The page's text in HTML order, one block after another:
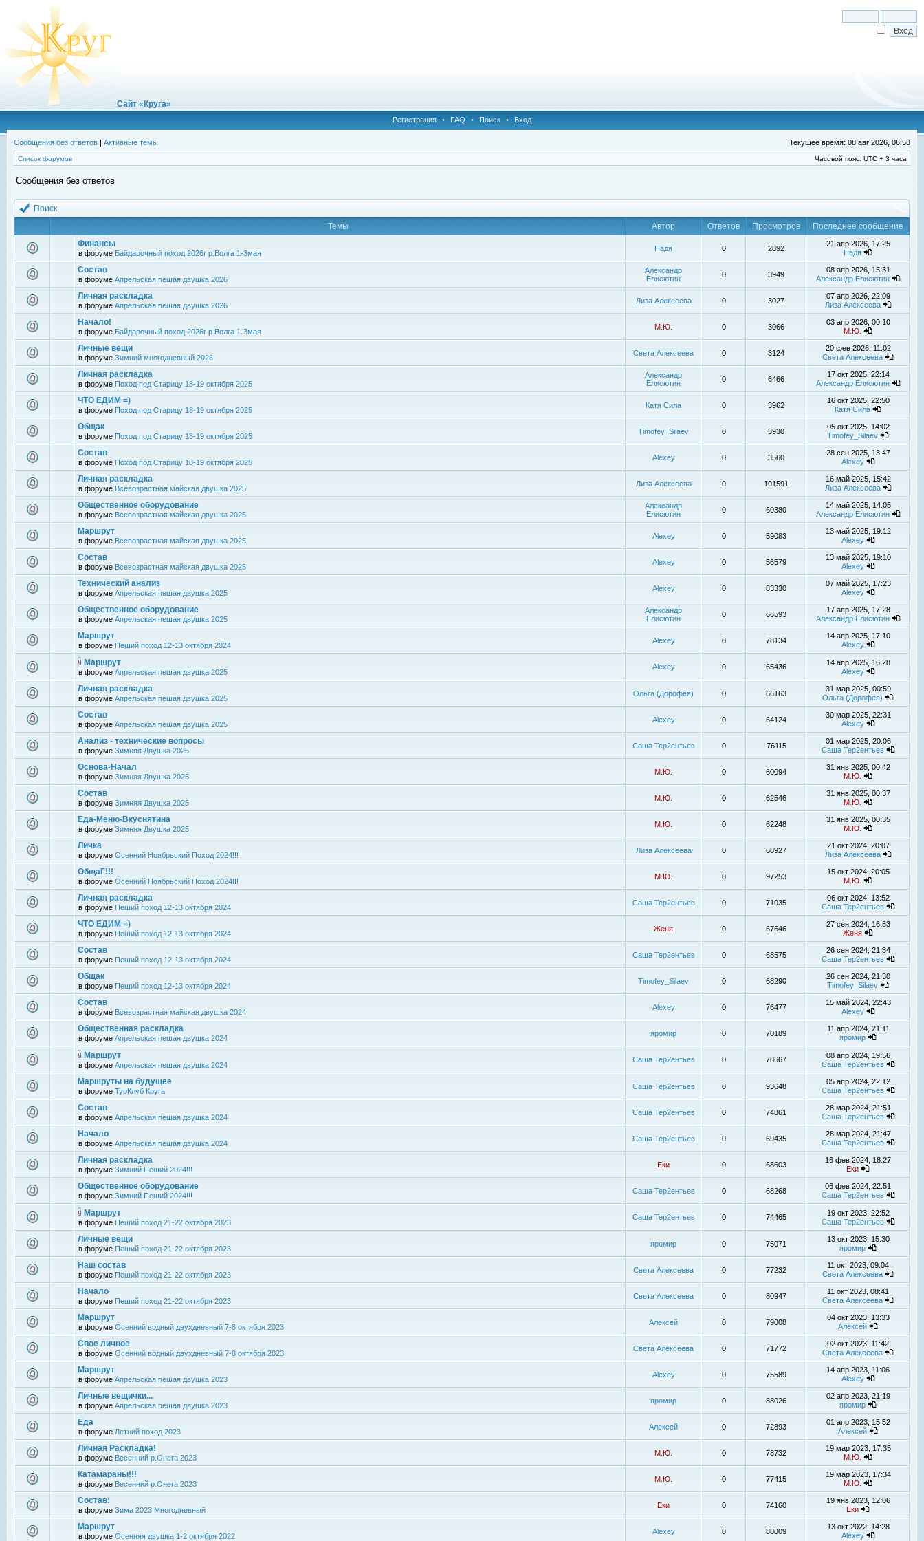
Сайт «Круга»
Регистрация • FAQ • Поиск • Вход
Сообщения без ответов | Активные темы Текущее время: 08 авг 2026, 06:58
Список форумов Часовой пояс: UTC + 3 часа
Сообщения без ответов
Поиск
Темы
Автор Ответов Просмотров
Последнее сообщение
Финансы
в форуме Байдарочный поход 2026г р.Волга 1-3мая
Надя 0 2892
21 апр 2026, 17:25
Надя
Состав
в форуме Апрельская пешая двушка 2026
Александр
Елисютин
0 3949
08 апр 2026, 15:31
Александр Елисютин
Личная раскладка
в форуме Апрельская пешая двушка 2026
Лиза Алексеева 0 3027
07 апр 2026, 22:09
Лиза Алексеева
Начало!
в форуме Байдарочный поход 2026г р.Волга 1-3мая
М.Ю. 0 3066
03 апр 2026, 00:10
М.Ю.
Личные вещи
в форуме Зимний многодневный 2026
Света Алексеева 0 3124
20 фев 2026, 11:02
Света Алексеева
Личная раскладка
в форуме Поход под Старицу 18-19 октября 2025
Александр
Елисютин
0 6466
17 окт 2025, 22:14
Александр Елисютин
ЧТО ЕДИМ =)
в форуме Поход под Старицу 18-19 октября 2025
Катя Сила 0 3962
16 окт 2025, 22:50
Катя Сила
Общак
в форуме Поход под Старицу 18-19 октября 2025
Timofey_Silaev 0 3930
05 окт 2025, 14:02
Timofey_Silaev
Состав
в форуме Поход под Старицу 18-19 октября 2025
Alexey 0 3560
28 сен 2025, 13:47
Alexey
Личная раскладка
в форуме Всевозрастная майская двушка 2025
Лиза Алексеева 0 101591
16 май 2025, 15:42
Лиза Алексеева
Общественное оборудование
в форуме Всевозрастная майская двушка 2025
Александр
Елисютин
0 60380
14 май 2025, 14:05
Александр Елисютин
Маршрут
в форуме Всевозрастная майская двушка 2025
Alexey 0 59083
13 май 2025, 19:12
Alexey
Состав
в форуме Всевозрастная майская двушка 2025
Alexey 0 56579
13 май 2025, 19:10
Alexey
Технический анализ
в форуме Апрельская пешая двушка 2025
Alexey 0 83330
07 май 2025, 17:23
Alexey
Общественное оборудование
в форуме Апрельская пешая двушка 2025
Александр
Елисютин
0 66593
17 апр 2025, 17:28
Александр Елисютин
Маршрут
в форуме Пеший поход 12-13 октября 2024
Alexey 0 78134
14 апр 2025, 17:10
Alexey
Маршрут
в форуме Апрельская пешая двушка 2025
Alexey 0 65436
14 апр 2025, 16:28
Alexey
Личная раскладка
в форуме Апрельская пешая двушка 2025
Ольга (Дорофея) 0 66163
31 мар 2025, 00:59
Ольга (Дорофея)
Состав
в форуме Апрельская пешая двушка 2025
Alexey 0 64124
30 мар 2025, 22:31
Alexey
Анализ - технические вопросы
в форуме Зимняя Двушка 2025
Саша Тер2ентьев 0 76115
01 мар 2025, 20:06
Саша Тер2ентьев
Основа-Начал
в форуме Зимняя Двушка 2025
М.Ю. 0 60094
31 янв 2025, 00:42
М.Ю.
Состав
в форуме Зимняя Двушка 2025
М.Ю. 0 62546
31 янв 2025, 00:37
М.Ю.
Еда-Меню-Вкуснятина
в форуме Зимняя Двушка 2025
М.Ю. 0 62248
31 янв 2025, 00:35
М.Ю.
Личка
в форуме Осенний Ноябрьский Поход 2024!!!
Лиза Алексеева 0 68927
21 окт 2024, 20:07
Лиза Алексеева
ОбщаГ!!!
в форуме Осенний Ноябрьский Поход 2024!!!
М.Ю. 0 97253
15 окт 2024, 20:05
М.Ю.
Личная раскладка
в форуме Пеший поход 12-13 октября 2024
Саша Тер2ентьев 0 71035
06 окт 2024, 13:52
Саша Тер2ентьев
ЧТО ЕДИМ =)
в форуме Пеший поход 12-13 октября 2024
Женя 0 67646
27 сен 2024, 16:53
Женя
Состав
в форуме Пеший поход 12-13 октября 2024
Саша Тер2ентьев 0 68575
26 сен 2024, 21:34
Саша Тер2ентьев
Общак
в форуме Пеший поход 12-13 октября 2024
Timofey_Silaev 0 68290
26 сен 2024, 21:30
Timofey_Silaev
Состав
в форуме Всевозрастная майская двушка 2024
Alexey 0 76477
15 май 2024, 22:43
Alexey
Общественная раскладка
в форуме Апрельская пешая двушка 2024
яромир 0 70189
11 апр 2024, 21:11
яромир
Маршрут
в форуме Апрельская пешая двушка 2024
Саша Тер2ентьев 0 78667
08 апр 2024, 19:56
Саша Тер2ентьев
Маршруты на будущее
в форуме ТурКлуб Круга
Саша Тер2ентьев 0 93648
05 апр 2024, 22:12
Саша Тер2ентьев
Состав
в форуме Апрельская пешая двушка 2024
Саша Тер2ентьев 0 74861
28 мар 2024, 21:51
Саша Тер2ентьев
Начало
в форуме Апрельская пешая двушка 2024
Саша Тер2ентьев 0 69435
28 мар 2024, 21:47
Саша Тер2ентьев
Личная раскладка
в форуме Зимний Пеший 2024!!!
Еки 0 68603
16 фев 2024, 18:27
Еки
Общественное оборудование
в форуме Зимний Пеший 2024!!!
Саша Тер2ентьев 0 68268
06 фев 2024, 22:51
Саша Тер2ентьев
Маршрут
в форуме Пеший поход 21-22 октября 2023
Саша Тер2ентьев 0 74465
19 окт 2023, 22:52
Саша Тер2ентьев
Личные вещи
в форуме Пеший поход 21-22 октября 2023
яромир 0 75071
13 окт 2023, 15:30
яромир
Наш состав
в форуме Пеший поход 21-22 октября 2023
Света Алексеева 0 77232
11 окт 2023, 09:04
Света Алексеева
Начало
в форуме Пеший поход 21-22 октября 2023
Света Алексеева 0 80947
11 окт 2023, 08:41
Света Алексеева
Маршрут
в форуме Осенний водный двухдневный 7-8 октября 2023
Алексей 0 79008
04 окт 2023, 13:33
Алексей
Свое личное
в форуме Осенний водный двухдневный 7-8 октября 2023
Света Алексеева 0 71772
02 окт 2023, 11:42
Света Алексеева
Маршрут
в форуме Апрельская пешая двушка 2023
Alexey 0 75589
14 апр 2023, 11:06
Alexey
Личные вещички...
в форуме Апрельская пешая двушка 2023
яромир 0 88026
02 апр 2023, 21:19
яромир
Еда
в форуме Летний поход 2023
Алексей 0 72893
01 апр 2023, 15:52
Алексей
Личная Раскладка!
в форуме Весенний р.Онега 2023
М.Ю. 0 78732
19 мар 2023, 17:35
М.Ю.
Катамараны!!!
в форуме Весенний р.Онега 2023
М.Ю. 0 77415
19 мар 2023, 17:34
М.Ю.
Состав:
в форуме Зима 2023 Многодневный
Еки 0 74160
19 янв 2023, 12:06
Еки
Маршрут
в форуме Осенняя двушка 1-2 октября 2022
Alexey 0 80009
13 окт 2022, 14:28
Alexey